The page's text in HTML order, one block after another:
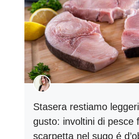
Stasera restiamo
gusto: involtini di pesce
scarpetta nel sugo é